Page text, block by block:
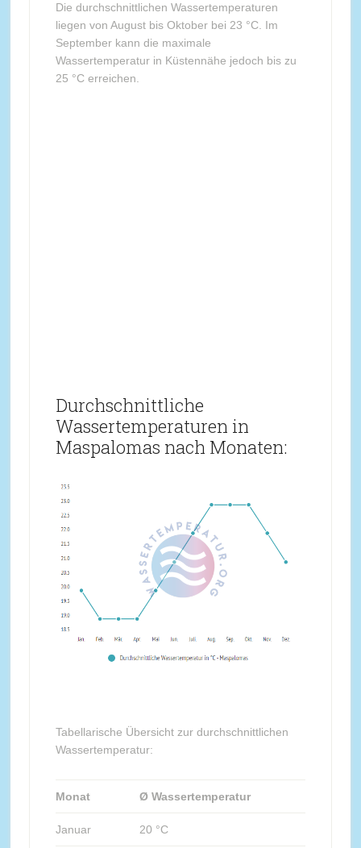
Die durchschnittlichen Wassertemperaturen
liegen von August bis Oktober bei 23 °C. Im
September kann die maximale
Wassertemperatur in Küstennähe jedoch bis zu
25 °C erreichen.
Durchschnittliche
Wassertemperaturen in
Maspalomas nach Monaten:
Tabellarische Übersicht zur durchschnittlichen
Wassertemperatur:
Monat Ø Wassertemperatur
Januar 20 °C